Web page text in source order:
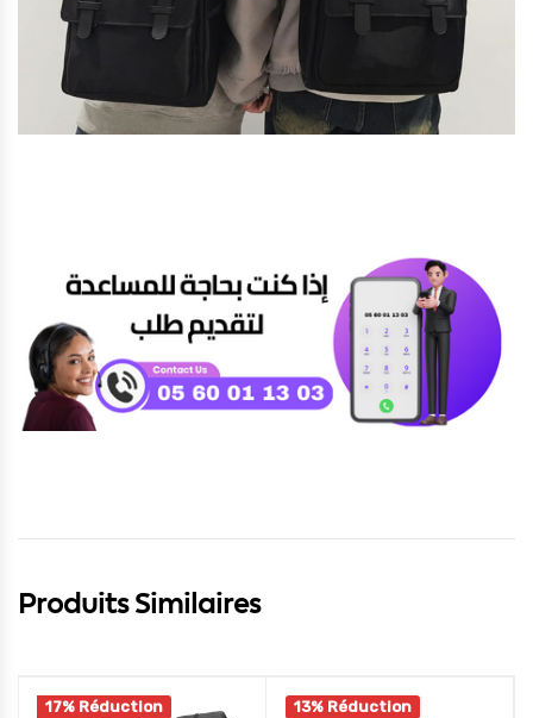
Produits Similaires
17% Réduction 13% Réduction